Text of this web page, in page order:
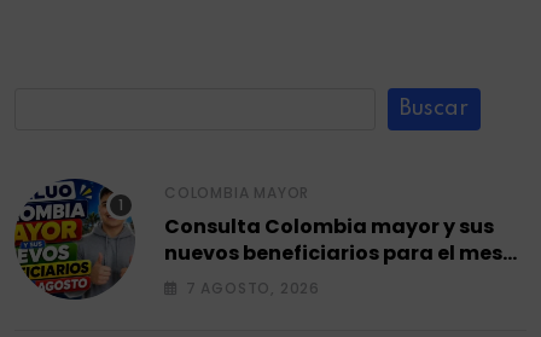
Buscar
COLOMBIA MAYOR
Consulta Colombia mayor y sus
nuevos beneficiarios para el mes
de agosto 2026.
7 AGOSTO, 2026